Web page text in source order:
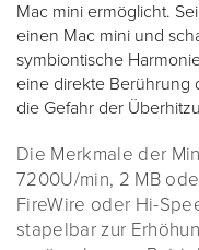
Mac mini ermöglicht.
einen Mac mini und
symbiontische
eine direkte Berührung
die Gefahr der
Die Merkmale der
7200U/min, 2 MB
FireWire oder Hi-
stapelbar zur